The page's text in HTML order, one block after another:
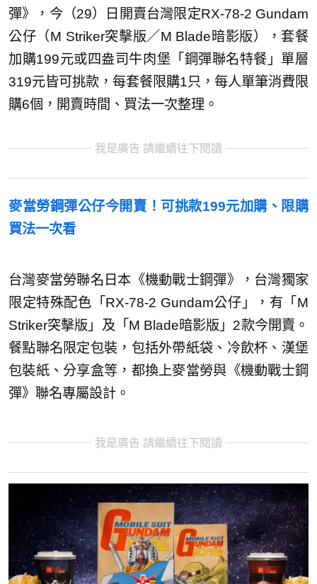
彈》，今（29）日開賣台灣限定RX-78-2 Gundam
公仔（M Striker突擊版／M Blade暗影版），套餐
加購199元或四盎司牛肉堡「鋼彈聯名特餐」單層
319元皆可挑款，每套餐限購1只，每人單筆消費限
購6個，開賣時間、買法一次整理。
我是廣告 請繼續往下閱讀
麥當勞鋼彈公仔今開賣！可挑款199元加購、限購
買法一次看
台灣麥當勞聯名日本《機動戰士鋼彈》，台灣獨家
限定特殊配色「RX-78-2 Gundam公仔」，有「M
Striker突擊版」及「M Blade暗影版」2款今開賣。
餐點聯名限定包裝，包括外帶紙袋、冷飲杯、漢堡
包裝紙、分享盒等，都換上麥當勞與《機動戰士鋼
彈》聯名專屬設計。
我是廣告 請繼續往下閱讀